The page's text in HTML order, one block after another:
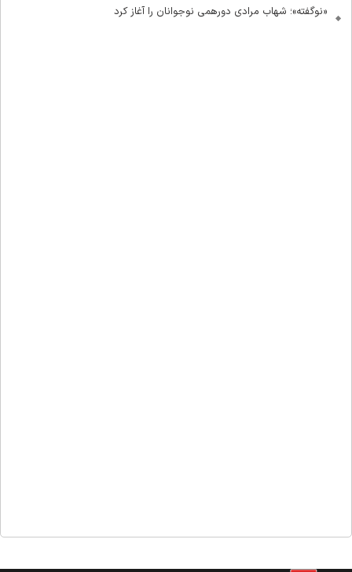
«نوگفته»؛ شهاب مرادی دورهمی نوجوانان را آغاز کرد